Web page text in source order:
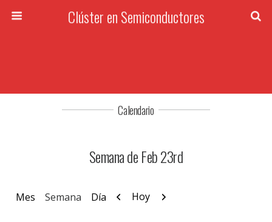
Clúster en Semiconductores
Calendario
Semana de Feb 23rd
Mes Semana Día Anterior
Hoy Siguiente